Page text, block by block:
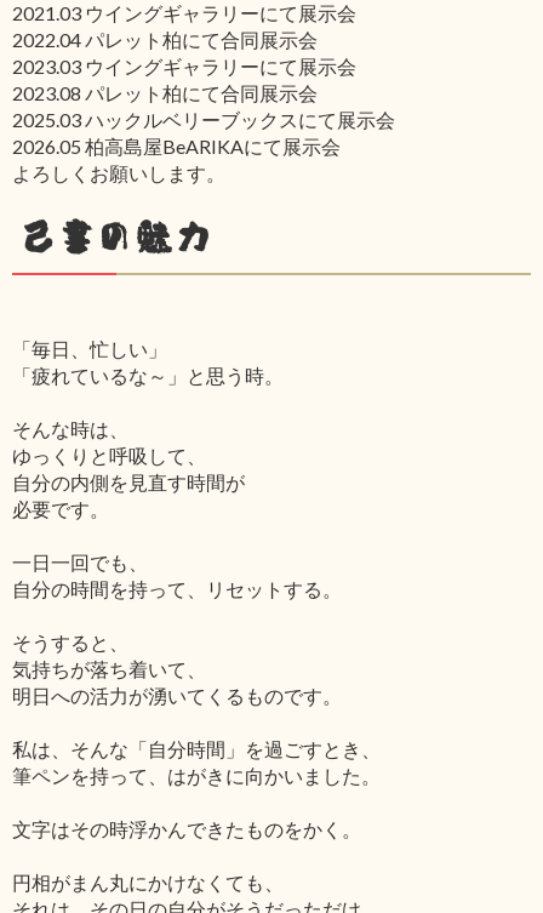
2021.03 ウイングギャラリーにて展示会
2022.04 パレット柏にて合同展示会
2023.03 ウイングギャラリーにて展示会
2023.08 パレット柏にて合同展示会
2025.03 ハックルベリーブックスにて展示会
2026.05 柏高島屋BeARIKAにて展示会
よろしくお願いします。
己書の魅力
「毎日、忙しい」
「疲れているな～」と思う時。
そんな時は、
ゆっくりと呼吸して、
自分の内側を見直す時間が
必要です。
一日一回でも、
自分の時間を持って、リセットする。
そうすると、
気持ちが落ち着いて、
明日への活力が湧いてくるものです。
私は、そんな「自分時間」を過ごすとき、
筆ペンを持って、はがきに向かいました。
文字はその時浮かんできたものをかく。
円相がまん丸にかけなくても、